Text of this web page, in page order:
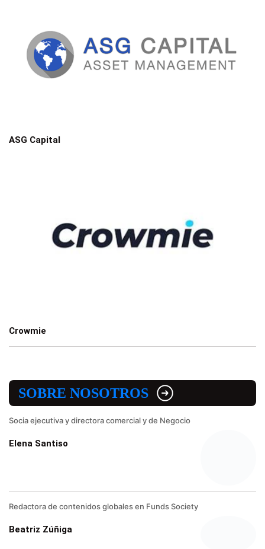
ASG Capital
Crowmie
SOBRE NOSOTROS
Socia ejecutiva y directora comercial y de Negocio
Elena Santiso
Redactora de contenidos globales en Funds Society
Beatriz Zúñiga